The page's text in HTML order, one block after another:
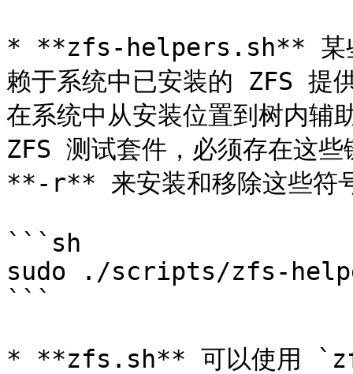
* **zfs-helpers.sh** 某
赖于系统中已安装的 ZFS 提
在系统中从安装位置到树内辅
ZFS 测试套件，必须存在
**-r** 来安装和移除这些符
```sh
sudo ./scripts/zfs-
```
* **zfs.sh** 可以使用